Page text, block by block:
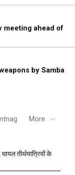
meeting ahead of
by Samba
More
तीर्थयात्रियों के